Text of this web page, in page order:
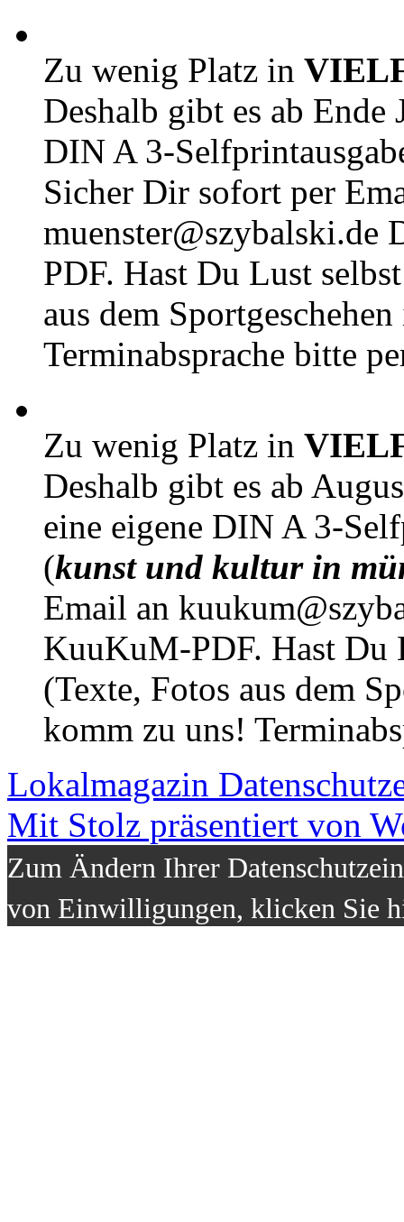
Zu wenig Platz in
Deshalb gibt es ab Ende
DIN A 3-
Sicher Dir sofort per
muenster@szybalski.de
PDF. Hast Du Lust
aus dem
Terminabsprache bitte
Zu wenig Platz in
Deshalb gibt es ab
eine eigene DIN A 3-
(kunst und kultur in
Email an
KuuKuM-PDF. Hast Du
(Texte, Fotos aus dem
komm zu uns!
Lokalmagazin
Mit Stolz präsentiert von
Zum Ändern Ihrer
von Einwilligungen, klicken Sie